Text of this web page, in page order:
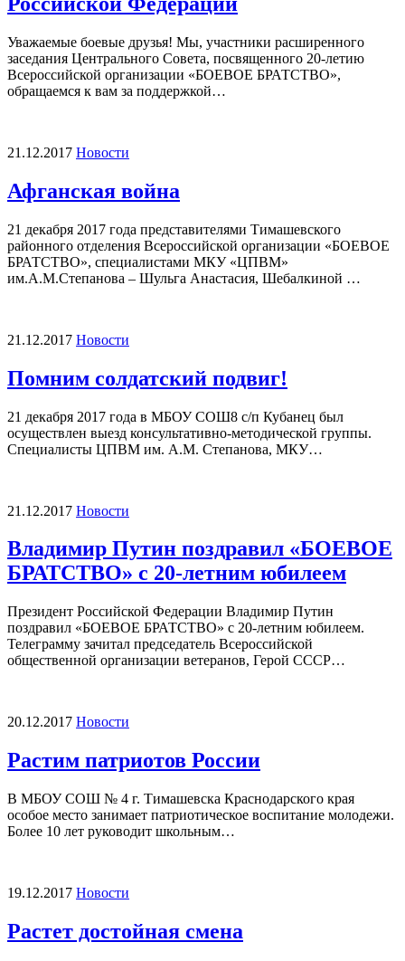
Уважаемые боевые друзья! Мы, участники расширенного
заседания Центрального Совета, посвященного 20-летию
Всероссийской организации «БОЕВОЕ БРАТСТВО»,
обращаемся к вам за поддержкой…
21.12.2017 Новости
Афганская война
21 декабря 2017 года представителями Тимашевского
районного отделения Всероссийской организации «БОЕВОЕ
БРАТСТВО», специалистами МКУ «ЦПВМ»
им.А.М.Степанова – Шульга Анастасия, Шебалкиной …
21.12.2017 Новости
Помним солдатский подвиг!
21 декабря 2017 года в МБОУ СОШ8 с/п Кубанец был
осуществлен выезд консультативно-методической группы.
Специалисты ЦПВМ им. А.М. Степанова, МКУ…
21.12.2017 Новости
Владимир Путин поздравил «БОЕВОЕ
БРАТСТВО» с 20-летним юбилеем
Президент Российской Федерации Владимир Путин
поздравил «БОЕВОЕ БРАТСТВО» с 20-летним юбилеем.
Телеграмму зачитал председатель Всероссийской
общественной организации ветеранов, Герой СССР…
20.12.2017 Новости
Растим патриотов России
В МБОУ СОШ № 4 г. Тимашевска Краснодарского края
особое место занимает патриотическое воспитание молодежи.
Более 10 лет руководит школьным…
19.12.2017 Новости
Растет достойная смена